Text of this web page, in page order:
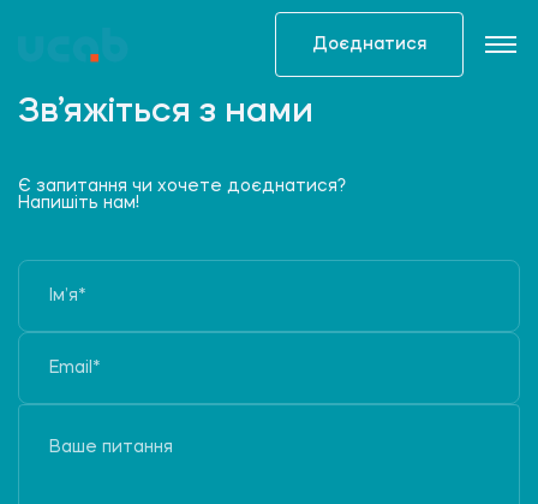
Доєднатися
Зв’яжіться з нами
Є запитання чи хочете доєднатися?
Напишіть нам!